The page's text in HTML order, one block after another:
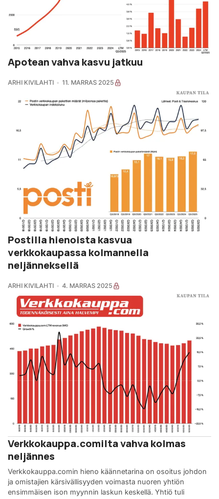
Apotean vahva kasvu jatkuu
ARHI KIVILAHTI 11. MARRAS 2025
Postilla hienoista kasvua
verkkokaupassa kolmannella
neljänneksellä
ARHI KIVILAHTI 4. MARRAS 2025
Verkkokauppa.comilta vahva kolmas
neljännes
Verkkokauppa.comin hieno käännetarina on osoitus johdon
ja omistajien kärsivällisyyden voimasta nuoren yhtiön
ensimmäisen ison myynnin laskun keskellä. Yhtiö tuli